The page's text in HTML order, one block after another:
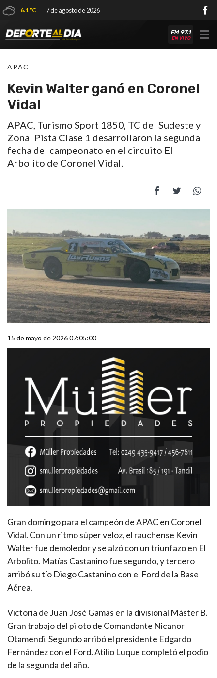
6.1 ºC 7 de agosto de 2026
FM 97.1
EN VIVO
APAC
Kevin Walter ganó en Coronel
Vidal
APAC, Turismo Sport 1850, TC del Sudeste y
Zonal Pista Clase 1 desarrollaron la segunda
fecha del campeonato en el circuito El
Arbolito de Coronel Vidal.
15 de mayo de 2026 07:05:00
Gran domingo para el campeón de APAC en Coronel
Vidal. Con un ritmo súper veloz, el rauchense Kevin
Walter fue demoledor y se alzó con un triunfazo en El
Arbolito. Matías Castanino fue segundo, y tercero
arribó su tío Diego Castanino con el Ford de la Base
Aérea.
Victoria de Juan José Gamas en la divisional Máster B.
Gran trabajo del piloto de Comandante Nicanor
Otamendi. Segundo arribó el presidente Edgardo
Fernández con el Ford. Atilio Luque completó el podio
de la segunda del año.